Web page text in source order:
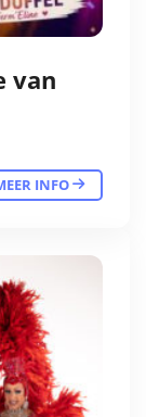
van
INFO